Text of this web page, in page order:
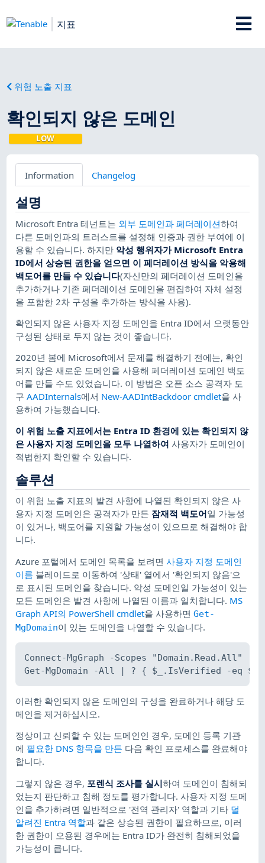
지표
위험 노출 지표
확인되지 않은 도메인
LOW
Information Changelog
설명
Microsoft Entra 테넌트는 외부 도메인과 페더레이션하여
다른 도메인과의 트러스트를 설정해 인증과 권한 부여에 이
용할 수 있습니다. 하지만 악성 행위자가 Microsoft Entra
ID에서 상승된 권한을 얻으면 이 페더레이션 방식을 악용해
백도어를 만들 수 있습니다​(자신만의 페더레이션 도메인을
추가하거나 기존 페더레이션 도메인을 편집하여 자체 설정
을 포함한 2차 구성을 추가하는 방식을 사용).
확인되지 않은 사용자 지정 도메인을 Entra ID에서 오랫동안
구성된 상태로 두지 않는 것이 좋습니다.
2020년 봄에 Microsoft에서 문제를 해결하기 전에는, 확인
되지 않은 새로운 도메인을 사용해 페더레이션 도메인 백도
어를 만들 수도 있었습니다. 이 방법은 오픈 소스 공격자 도
구AADInternals에서 New-AADIntBackdoor cmdlet을 사
용하여 가능했습니다.
이 위험 노출 지표에서는 Entra ID 환경에 있는 확인되지 않
은 사용자 지정 도메인을 모두 나열하여 ​ 사용자가 도메인이
적법한지 확인할 수 있습니다.
솔루션
이 위험 노출 지표의 발견 사항에 나열된 확인되지 않은 사
용자 지정 도메인은 공격자가 만든 잠재적 백도어​일 가능성
이 있거나, 백도어를 지원할 가능성이 있으므로 해결해야 합
니다.
Azure 포털에서 도메인 목록을 보려면사용자 지정 도메인
이름 블레이드로 이동하여 '상태' 열에서 '확인되지 않음'으
로 표시된 도메인을 찾습니다. 악성 도메인일 가능성이 있는
모든 도메인은 발견 사항에 나열된 이름과 일치합니다. MS
Graph API의 PowerShell cmdlet을 사용하면Get-
MgDomain이 있는 도메인을 나열할 수 있습니다.
Connect-MgGraph -Scopes "Domain.Read.All"
이러한 확인되지 않은 도메인의 구성을 완료하거나 해당 도
메인을 제거하십시오.
정상이고 신뢰할 수 있는 도메인인 경우, 도메인 등록 기관
에 필요한 DNS 항목을 만든 다음 확인 프로세스를 완료해야
합니다.
그렇지 않은 경우, 포렌식 조사를 실시​하여 도메인이 침해되
었는지 판단하고 침해 정도를 평가합니다. 사용자 지정 도메
인을 추가하려면 일반적으로 '전역 관리자' 역할과 기타 덜
알려진 Entra 역할과 같은 상승된 권한이 필요하므로, 이러
한 권한이 오용된 경우에는 Entra ID가 완전히 침해되었을
가능성이 큽니다.